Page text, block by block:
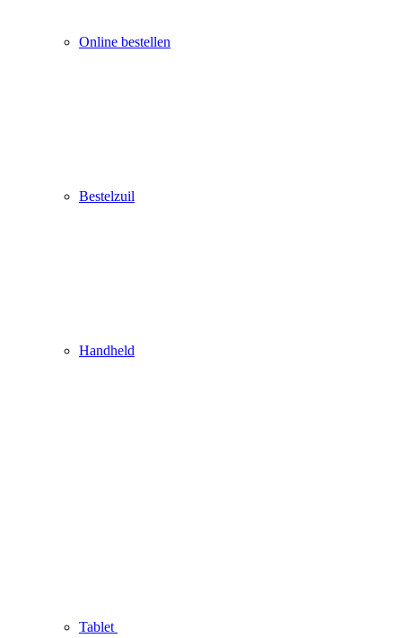
Online bestellen
Bestelzuil
Handheld
Tablet